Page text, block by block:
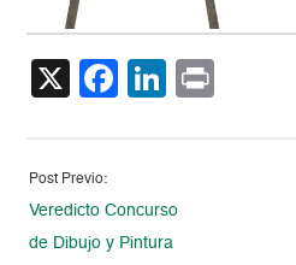
X Facebook
LinkedIn
Post Previo:
Veredicto Concurso
de Dibujo y Pintura